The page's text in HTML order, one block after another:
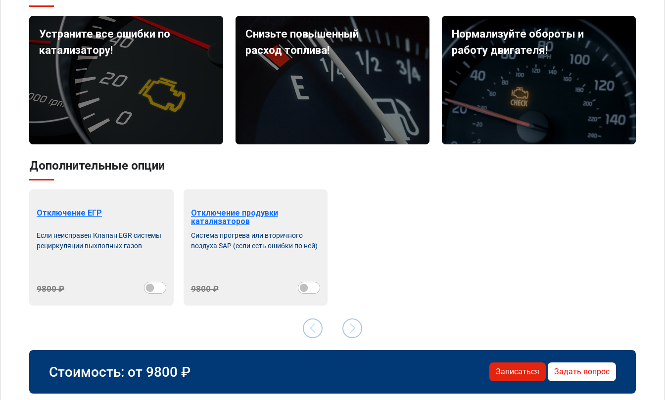
Устраните все ошибки по
катализатору!
Снизьте повышенный
расход топлива!
Нормализуйте обороты и
работу двигателя!
Дополнительные опции
Отключение ЕГР
Если неисправен Клапан EGR системы
рециркуляции выхлопных газов
9800 ₽
Отключение продувки
катализаторов
Система прогрева или вторичного
воздуха SAP (если есть ошибки по ней)
9800 ₽
Стоимость: от 9800 ₽ Записаться Задать вопрос